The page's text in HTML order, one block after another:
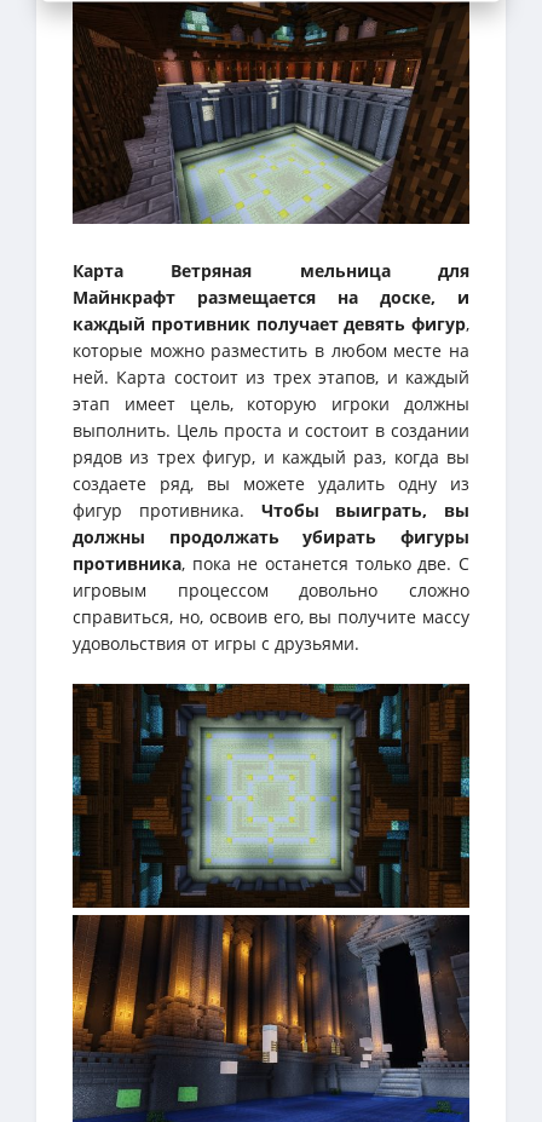
Карта Ветряная мельница для
Майнкрафт размещается на доске, и
каждый противник получает девять фигур,
которые можно разместить в любом месте на
ней. Карта состоит из трех этапов, и каждый
этап имеет цель, которую игроки должны
выполнить. Цель проста и состоит в создании
рядов из трех фигур, и каждый раз, когда вы
создаете ряд, вы можете удалить одну из
фигур противника. Чтобы выиграть, вы
должны продолжать убирать фигуры
противника, пока не останется только две. С
игровым процессом довольно сложно
справиться, но, освоив его, вы получите массу
удовольствия от игры с друзьями.